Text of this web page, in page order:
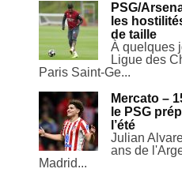
PSG/
les
de taille
À quelques
Ligue des
Paris Saint-Ge...
Mercato –
le PSG
l’été
Julian
ans de
Madrid...